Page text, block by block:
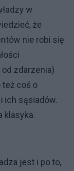
w
że
nie robi się
zdarzenia)
też coś o
ich sąsiadów.
klasyka.
jest i po to,